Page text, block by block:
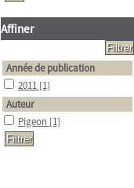
Affiner
Année de publication
2011 [1]
Auteur
Pigeon [1]